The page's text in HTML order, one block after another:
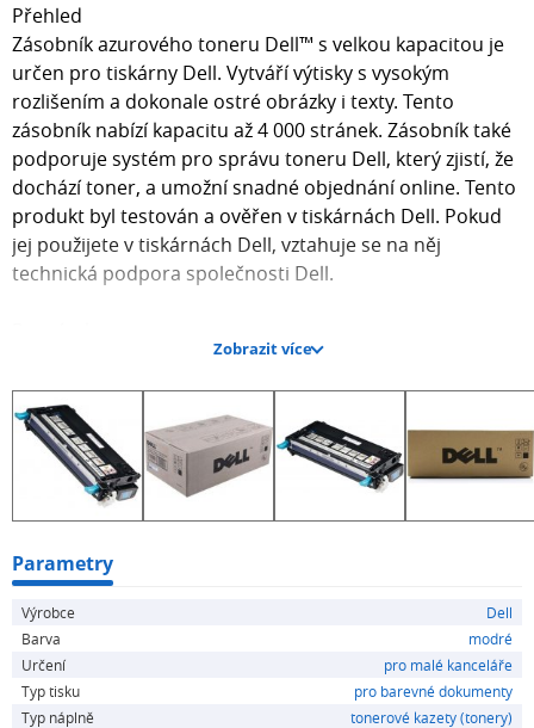
Přehled
Zásobník azurového toneru Dell™ s velkou kapacitou je
určen pro tiskárny Dell. Vytváří výtisky s vysokým
rozlišením a dokonale ostré obrázky i texty. Tento
zásobník nabízí kapacitu až 4 000 stránek. Zásobník také
podporuje systém pro správu toneru Dell, který zjistí, že
dochází toner, a umožní snadné objednání online. Tento
produkt byl testován a ověřen v tiskárnách Dell. Pokud
jej použijete v tiskárnách Dell, vztahuje se na něj
technická podpora společnosti Dell.
Hodnoty výtěžnosti černého a barevného toneru na
základě zkoušek provedených v souladu se specifikací
ISO/IEC 19798 (pokrytí 5%). Hodnoty výtěžnosti se
mohou lišit v závislosti na způsobu používání a
podmínkách prostředí.
Kompatibilita
Dell 3110cn
Dell 3115cn
Zobrazit více
Parametry
Výrobce
Dell
Barva
modré
Určení
pro malé kanceláře
Typ tisku
pro barevné dokumenty
Typ náplně
tonerové kazety (tonery)